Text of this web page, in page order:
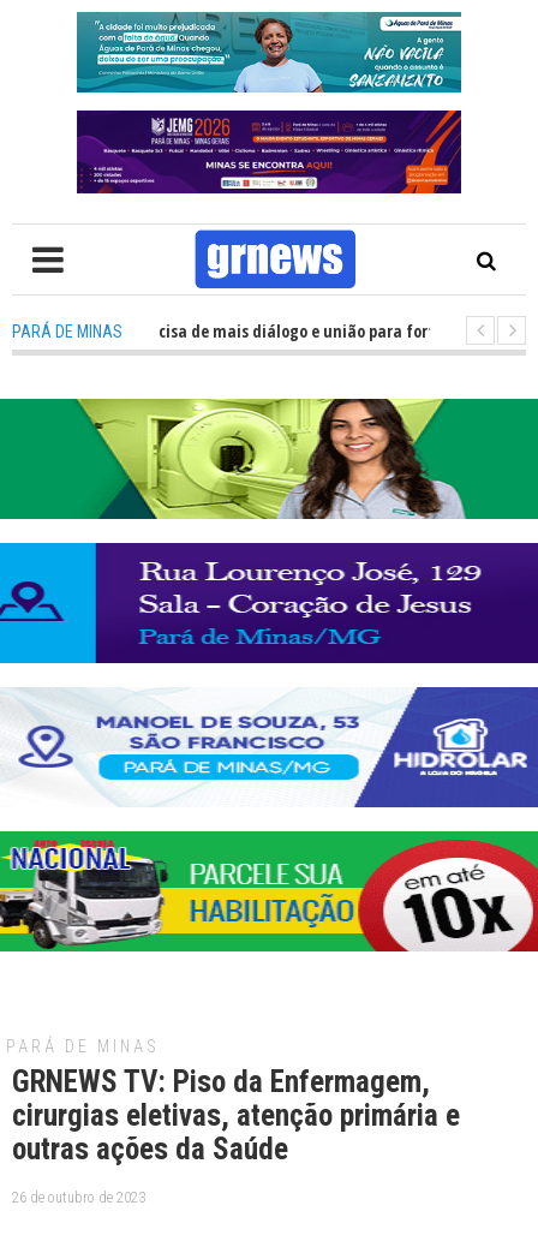
PARÁ DE MINAS
TV: Política precisa de mais diálogo e união para fortalecer Minas e
PARÁ DE MINAS
GRNEWS TV: Piso da Enfermagem,
cirurgias eletivas, atenção primária e
outras ações da Saúde
26 de outubro de 2023